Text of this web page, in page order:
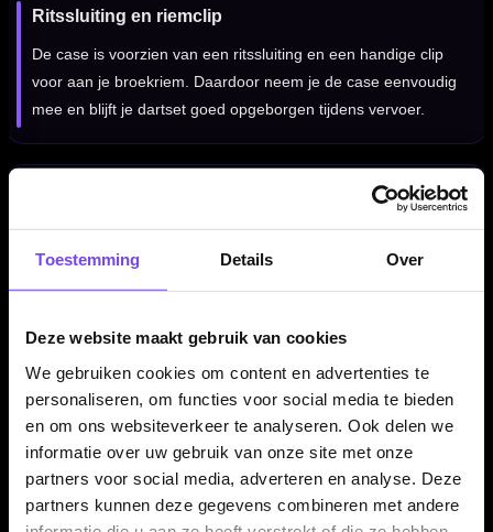
Toestemming Details Over
Deze website maakt gebruik van cookies
We gebruiken cookies om content en advertenties te
personaliseren, om functies voor social media te bieden
en om ons websiteverkeer te analyseren. Ook delen we
informatie over uw gebruik van onze site met onze
partners voor social media, adverteren en analyse. Deze
partners kunnen deze gegevens combineren met andere
Ritssluiting en riemclip
De case is voorzien van een ritssluiting en een handige clip
voor aan je broekriem. Daardoor neem je de case eenvoudig
mee en blijft je dartset goed opgeborgen tijdens vervoer.
Dit product bestaat uit de Bull's Unitas Mini Case Carbon Style
zelf. Darts, flights, shafts en overige dartaccessoires worden
niet meegeleverd en moeten apart aanwezig zijn of apart
Kenmerken van de Bull's Unitas Mini Case Carbon Style
✓ Compacte mini dartcase van Bull's
Geschikt voor 1 complete set dartpijlen
✓
✓
Zwarte Carbon Style afwerking